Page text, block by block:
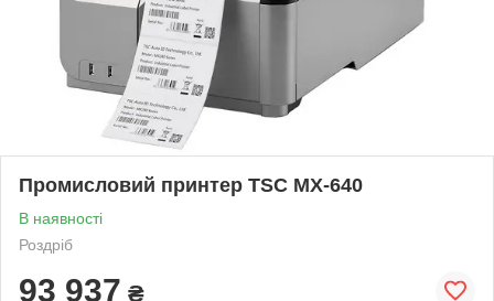
Промисловий принтер TSC MX-640
В наявності
Роздріб
93 937 ₴